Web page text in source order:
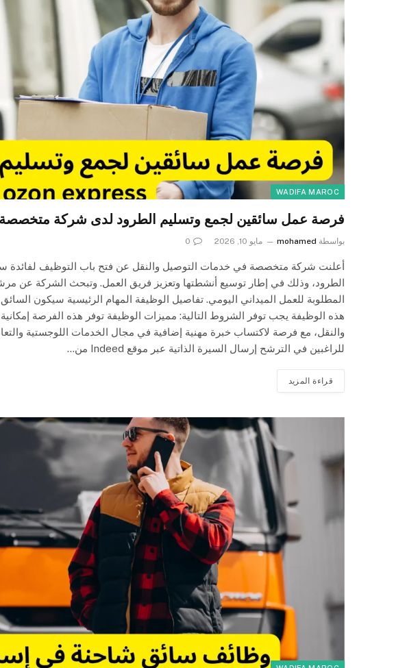
WADIFA MAROC
فرصة عمل سائقين لجمع وتسليم الطرود لدى شركة متخصصة
بواسطة mohamed مايو 10, 2026 0
أعلنت شركة متخصصة في خدمات التوصيل والنقل عن فتح باب التوظيف لفائدة
الطرود، وذلك في إطار توسيع أنشطتها وتعزيز فريق العمل. وتبحث الشركة عن
المطلوبة للعمل الميداني اليومي. تفاصيل الوظيفة المهام الرئيسية سيكون
هذه الوظيفة يجب توفر الشروط التالية: مميزات الوظيفة توفر هذه الفرصة
والنقل، مع فرصة لاكتساب خبرة مهنية إضافية في مجال الخدمات اللوجستية
للراغبين في الترشح إرسال السيرة الذاتية عبر موقع Indeed من…
قراءة المزيد